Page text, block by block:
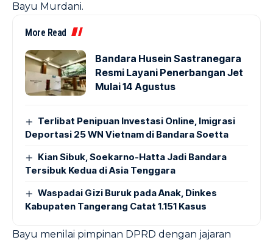
Bayu Murdani.
More Read
Bandara Husein Sastranegara
Resmi Layani Penerbangan Jet
Mulai 14 Agustus
Terlibat Penipuan Investasi Online, Imigrasi
Deportasi 25 WN Vietnam di Bandara Soetta
Kian Sibuk, Soekarno-Hatta Jadi Bandara
Tersibuk Kedua di Asia Tenggara
Waspadai Gizi Buruk pada Anak, Dinkes
Kabupaten Tangerang Catat 1.151 Kasus
Bayu menilai pimpinan DPRD dengan jajaran